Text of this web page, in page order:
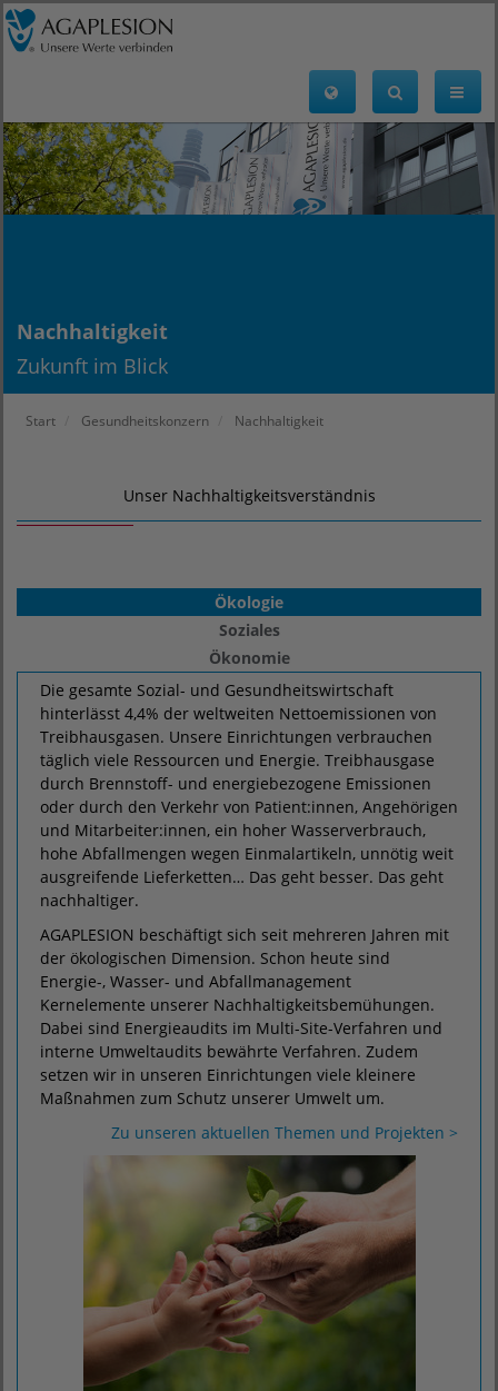
Nachhaltigkeit
Zukunft im Blick
Start Gesundheitskonzern Nachhaltigkeit
Unser Nachhaltigkeitsverständnis
Ökologie
Soziales
Ökonomie
Die gesamte Sozial- und Gesundheitswirtschaft
hinterlässt 4,4% der weltweiten Nettoemissionen von
Treibhausgasen. Unsere Einrichtungen verbrauchen
täglich viele Ressourcen und Energie. Treibhausgase
durch Brennstoff- und energiebezogene Emissionen
oder durch den Verkehr von Patient:innen, Angehörigen
und Mitarbeiter:innen, ein hoher Wasserverbrauch,
hohe Abfallmengen wegen Einmalartikeln, unnötig weit
ausgreifende Lieferketten… Das geht besser. Das geht
nachhaltiger.
AGAPLESION beschäftigt sich seit mehreren Jahren mit
der ökologischen Dimension. Schon heute sind
Energie-, Wasser- und Abfallmanagement
Kernelemente unserer Nachhaltigkeitsbemühungen.
Dabei sind Energieaudits im Multi-Site-Verfahren und
interne Umweltaudits bewährte Verfahren. Zudem
setzen wir in unseren Einrichtungen viele kleinere
Maßnahmen zum Schutz unserer Umwelt um.
Zu unseren aktuellen Themen und Projekten >